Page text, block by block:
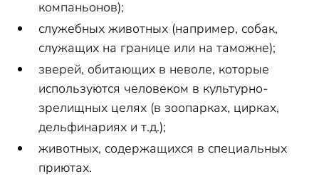
компаньонов);
служебных животных (например, собак,
служащих на границе или на таможне);
зверей, обитающих в неволе, которые
используются человеком в культурно-
зрелищных целях (в зоопарках, цирках,
дельфинариях и т.д.);
животных, содержащихся в специальных
приютах.